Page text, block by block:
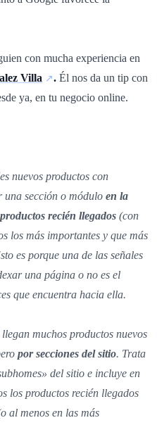
con mucha experiencia en
Villa . Él nos da un tip con
ya, en tu negocio online.
nuevos productos con
una sección o módulo en la
recién llegados (con
los más importantes y que más
es porque una de las señales
una página o no es el
que encuentra hacia ella.
muchos productos nuevos
por secciones del sitio. Trata
del sitio e incluye en
los productos recién llegados
al menos en las más